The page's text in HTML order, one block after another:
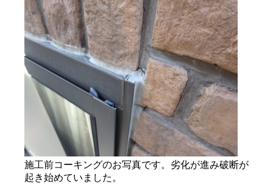
施工前コーキングのお写真です。劣化が進み破断が
起き始めていました。